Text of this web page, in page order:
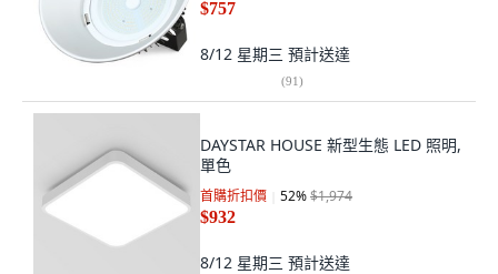
$757
8/12 星期三 預計送達
(91)
DAYSTAR HOUSE 新型生態 LED 照明,
單色
首購折扣價 52%$1,974
$932
8/12 星期三 預計送達